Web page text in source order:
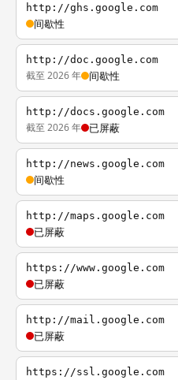
http://ghs.google.com
间歇性
http://doc.google.com
截至 2026 年 间歇性
http://docs.google.com
截至 2026 年 已屏蔽
http://news.google.com
间歇性
http://maps.google.com
已屏蔽
https://www.google.com
已屏蔽
http://mail.google.com
已屏蔽
https://ssl.google.com